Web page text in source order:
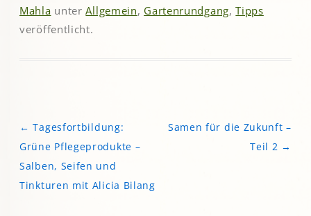
Mahla unterAllgemein, Gartenrundgang,Tipps
veröffentlicht.
Beitragsnavigation
← Tagesfortbildung:
Grüne Pflegeprodukte –
Salben, Seifen und
Tinkturen mit Alicia Bilang
Samen für die Zukunft –
Teil 2 →